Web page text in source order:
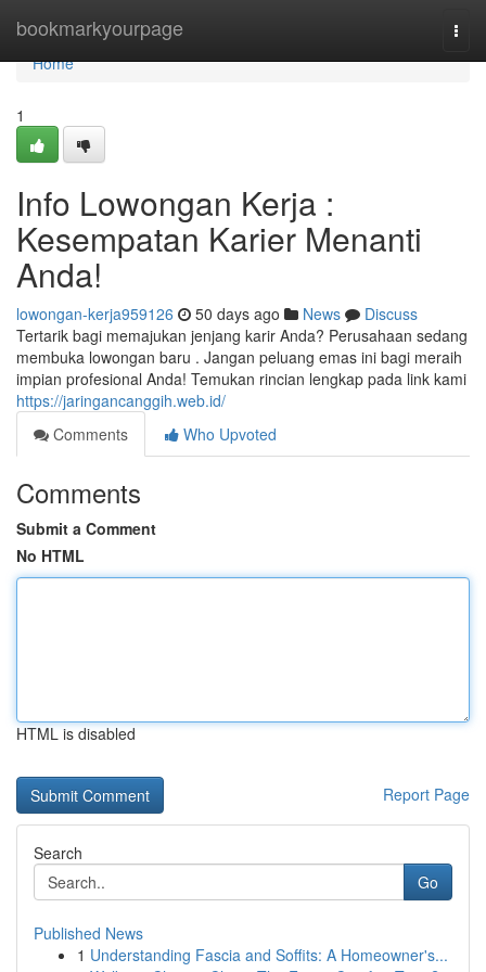
bookmarkyourpage
Home
Home
1
Info Lowongan Kerja :
Kesempatan Karier Menanti
Anda!
lowongan-kerja959126 50 days ago News
Discuss
Tertarik bagi memajukan jenjang karir Anda? Perusahaan sedang
membuka lowongan baru . Jangan peluang emas ini bagi meraih
impian profesional Anda! Temukan rincian lengkap pada link kami
https://jaringancanggih.web.id/
Comments
Who Upvoted
Comments
Submit a Comment
No HTML
HTML is disabled
Report Page
Search
Go
Published News
1 Understanding Fascia and Soffits: A Homeowner's...